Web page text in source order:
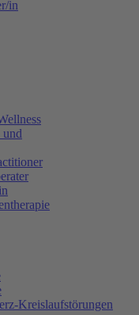
in
und
Kreislaufstörungen